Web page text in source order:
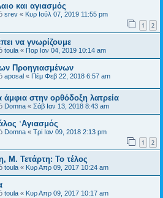
και αγιασμός
srev « Κυρ Ιούλ 07, 2019 11:55 pm
1 2
να γνωρίζουμε
toula « Παρ Ιαν 04, 2019 10:14 am
Προηγιασμένων
aposal « Πέμ Φεβ 22, 2018 6:57 am
άμφια στην ορθόδοξη λατρεία
Domna « Σάβ Ιαν 13, 2018 8:43 am
῾Αγιασμός
Domna « Τρί Ιαν 09, 2018 2:13 pm
1 2
Μ. Τετάρτη: Το τέλος
toula « Κυρ Απρ 09, 2017 10:24 am
toula « Κυρ Απρ 09, 2017 10:17 am